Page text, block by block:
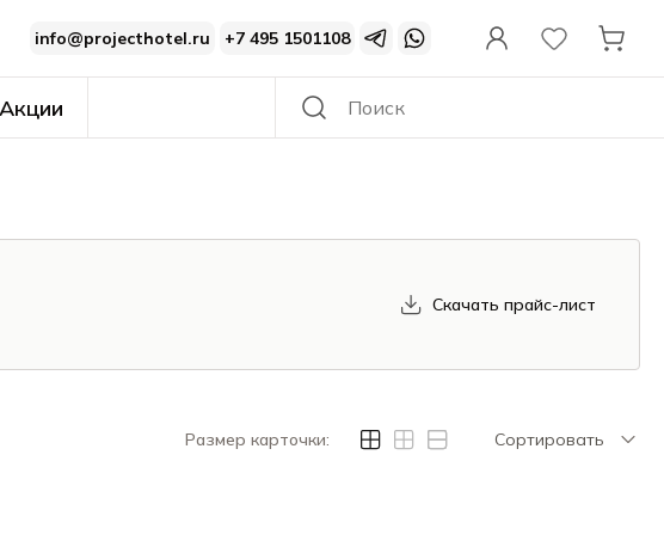
info@projecthotel.ru +7 495 1501108
Акции
Скачать прайс-лист
Размер карточки: Сортировать